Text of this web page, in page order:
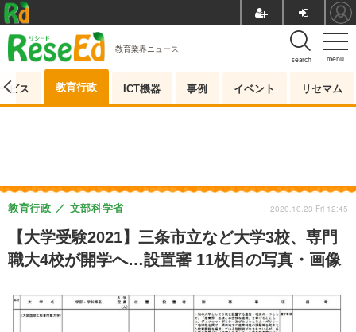
menu
search
教育業界ニュース
ビス 教育行政 ICT機器 事例 イベント リセマム
【大学受験2021】三条市立など大学3校、専門
職大4校が開学へ…設置審 11枚目の写真・画像
教育行政 文部科学省 2020.10.23 Fri 12:45